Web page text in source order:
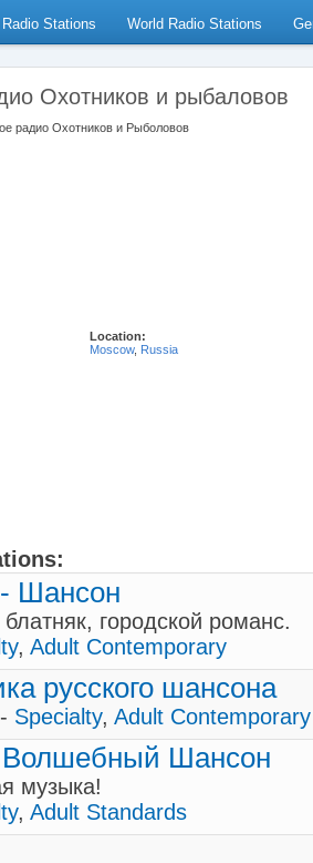
Stations World Radio Stations
Охотников и рыбаловов
радио Охотников и Рыболовов
Location:
Moscow, Russia
Шансон
городской романс.
, Adult Contemporary
русского шансона
Specialty, Adult Contemporary
Волшебный Шансон
музыка!
, Adult Standards